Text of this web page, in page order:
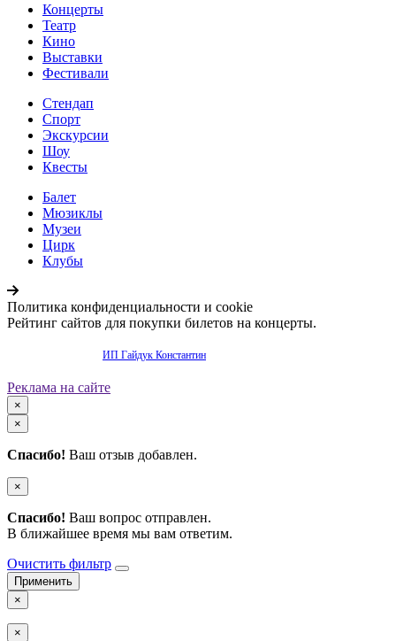
Концерты
Театр
Кино
Выставки
Фестивали
Стендап
Спорт
Экскурсии
Шоу
Квесты
Балет
Мюзиклы
Музеи
Цирк
Клубы
Политика конфиденциальности и cookie
Рейтинг сайтов для покупки билетов на концерты.
ИП Гайдук Константин
Реклама на сайте
×
×
Спасибо! Ваш отзыв добавлен.
×
Спасибо! Ваш вопрос отправлен.
В ближайшее время мы вам ответим.
Очистить фильтр
×
×